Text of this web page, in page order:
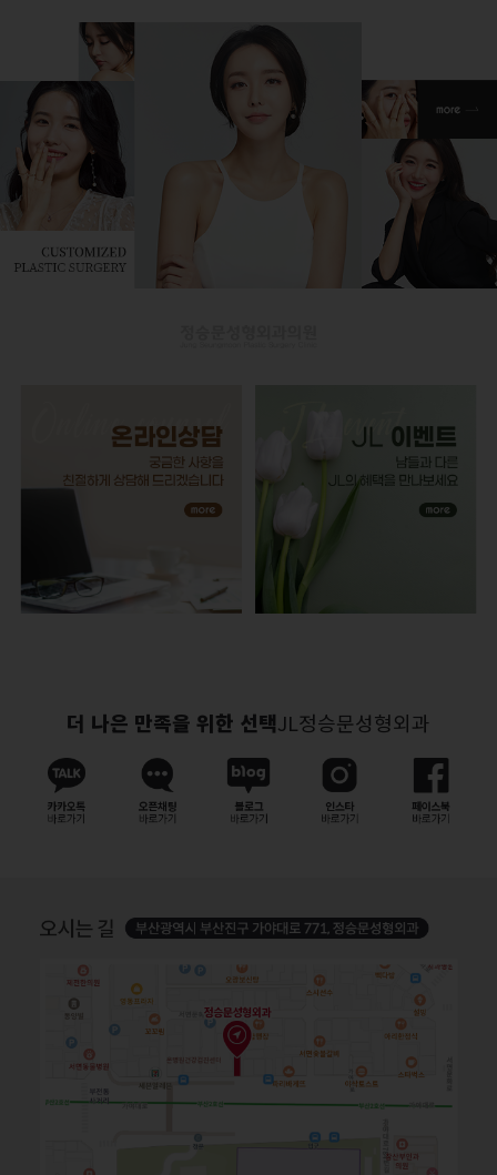
더 나은 만족을 위한 선택JL정승문성형외과